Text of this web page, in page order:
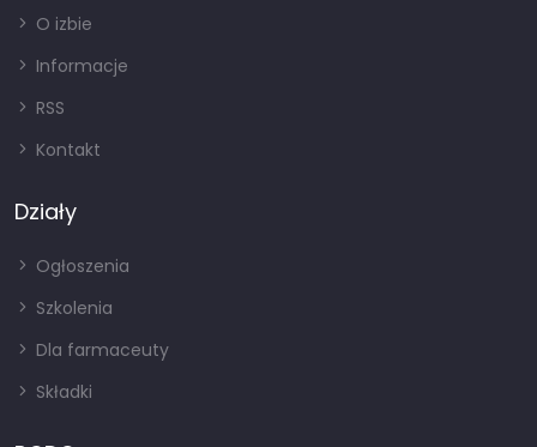
O izbie
Informacje
RSS
Kontakt
Działy
Ogłoszenia
Szkolenia
Dla farmaceuty
Składki